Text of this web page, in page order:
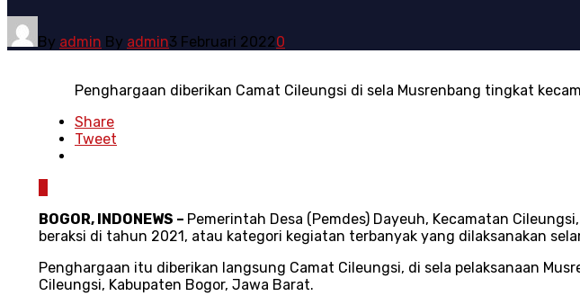
By admin By admin3 Februari 20220
Penghargaan diberikan Camat Cileungsi di sela Musrenbang tingkat
Share
Tweet
BOGOR, INDONEWS – Pemerintah Desa (Pemdes) Dayeuh, Kecamatan
beraksi di tahun 2021, atau kategori kegiatan terbanyak yang dilaksanakan
Penghargaan itu diberikan langsung Camat Cileungsi, di sela pelaksanaan
Cileungsi, Kabupaten Bogor, Jawa Barat.